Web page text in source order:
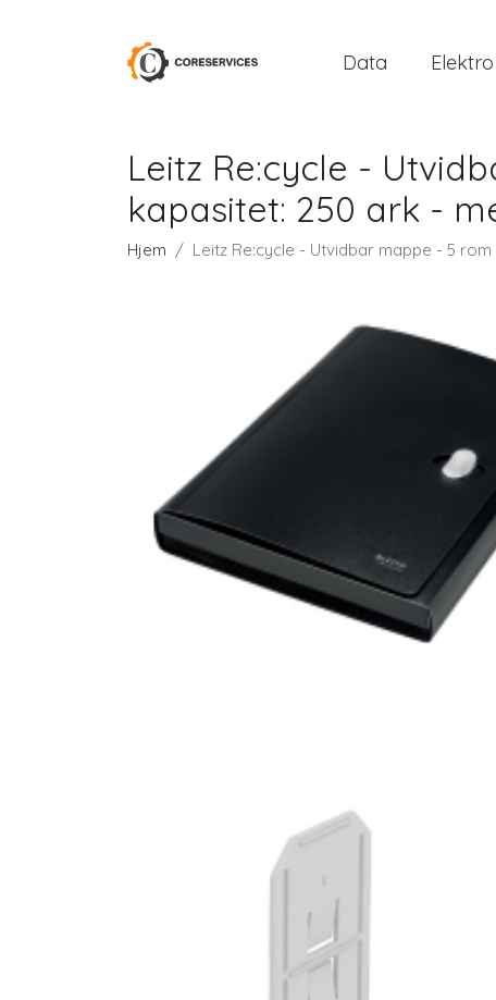
Data Elektro
Leitz Re:cycle -
kapasitet: 250 ark -
Hjem Leitz Re:cycle - Utvidbar mappe - 5